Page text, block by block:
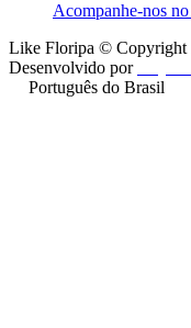
Acompanhe-nos
Like Floripa © Copyright
Desenvolvido por
Português do Brasil